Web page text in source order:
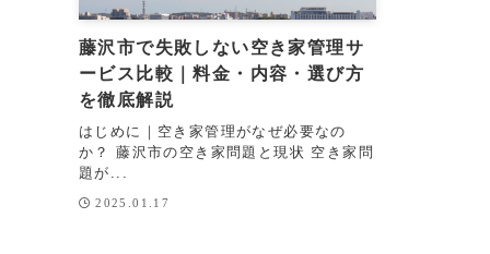
藤沢市で失敗しない空き家管理サ
ービス比較｜料金・内容・選び方
を徹底解説
はじめに｜空き家管理がなぜ必要なの
か？ 藤沢市の空き家問題と現状 空き家問
題が...
2025.01.17